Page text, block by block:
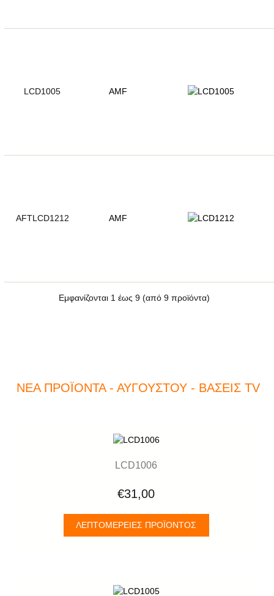
LCD1005 AMF
AFTLCD1212 AMF
Εμφανίζονται 1 έως9 (από9 προϊόντα)
ΝΈΑ ΠΡΟΪΌΝΤΑ - ΑΥΓΟΎΣΤΟΥ - BΆΣΕΙΣ TV
LCD1006
€31,00
ΛΕΠΤΟΜΈΡΕΙΕΣ ΠΡΟΪΌΝΤΟΣ